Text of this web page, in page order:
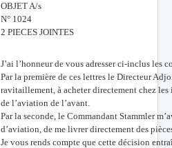
OBJET A/s
N° 1024
2 PIECES JOINTES
J’ai l’honneur de vous adresser ci-inclus les
Par la première de ces lettres le Directeur
ravitaillement, à acheter directement chez
de l’aviation de l’avant.
Par la seconde, le Commandant Stammler
d’aviation, de me livrer directement des
Je vous rends compte que cette décision